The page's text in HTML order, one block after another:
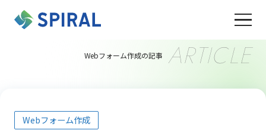
Webフォーム作成の記事 ARTICLE
Webフォーム作成